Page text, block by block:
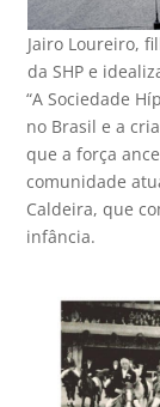
Jairo Loureiro,
da SHP e
“A Sociedade
no Brasil e a
que a força
comunidade
Caldeira, que
infância.